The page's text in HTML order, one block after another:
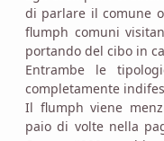
di parlare il comune
flumph comuni
portando del cibo in
Entrambe le
completamente
Il flumph viene
paio di volte nella